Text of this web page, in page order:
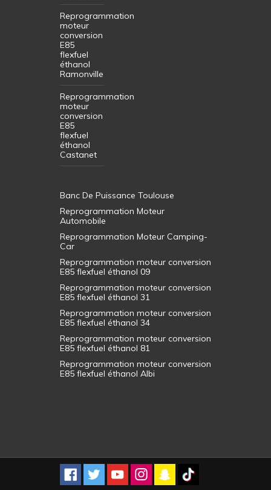
Reprogrammation
moteur
conversion
E85
flexfuel
éthanol
Ramonville
Reprogrammation
moteur
conversion
E85
flexfuel
éthanol
Castanet
Banc De Puissance Toulouse
Reprogrammation Moteur
Automobile
Reprogrammation Moteur Camping-
Car
Reprogrammation moteur conversion
E85 flexfuel éthanol 09
Reprogrammation moteur conversion
E85 flexfuel éthanol 31
Reprogrammation moteur conversion
E85 flexfuel éthanol 34
Reprogrammation moteur conversion
E85 flexfuel éthanol 81
Reprogrammation moteur conversion
E85 flexfuel éthanol Albi